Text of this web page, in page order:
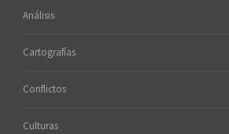
Análisis
Cartografías
Conflictos
Culturas